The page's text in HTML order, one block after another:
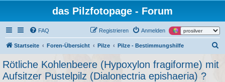
das Pilzfotopage - Forum
FAQ Anmelden
Registrieren
Startseite Foren-Übersicht Pilze Pilze - Bestimmungshilfe
Rötliche Kohlenbeere (Hypoxylon fragiforme) mit
Aufsitzer Pustelpilz (Dialonectria epishaeria) ?